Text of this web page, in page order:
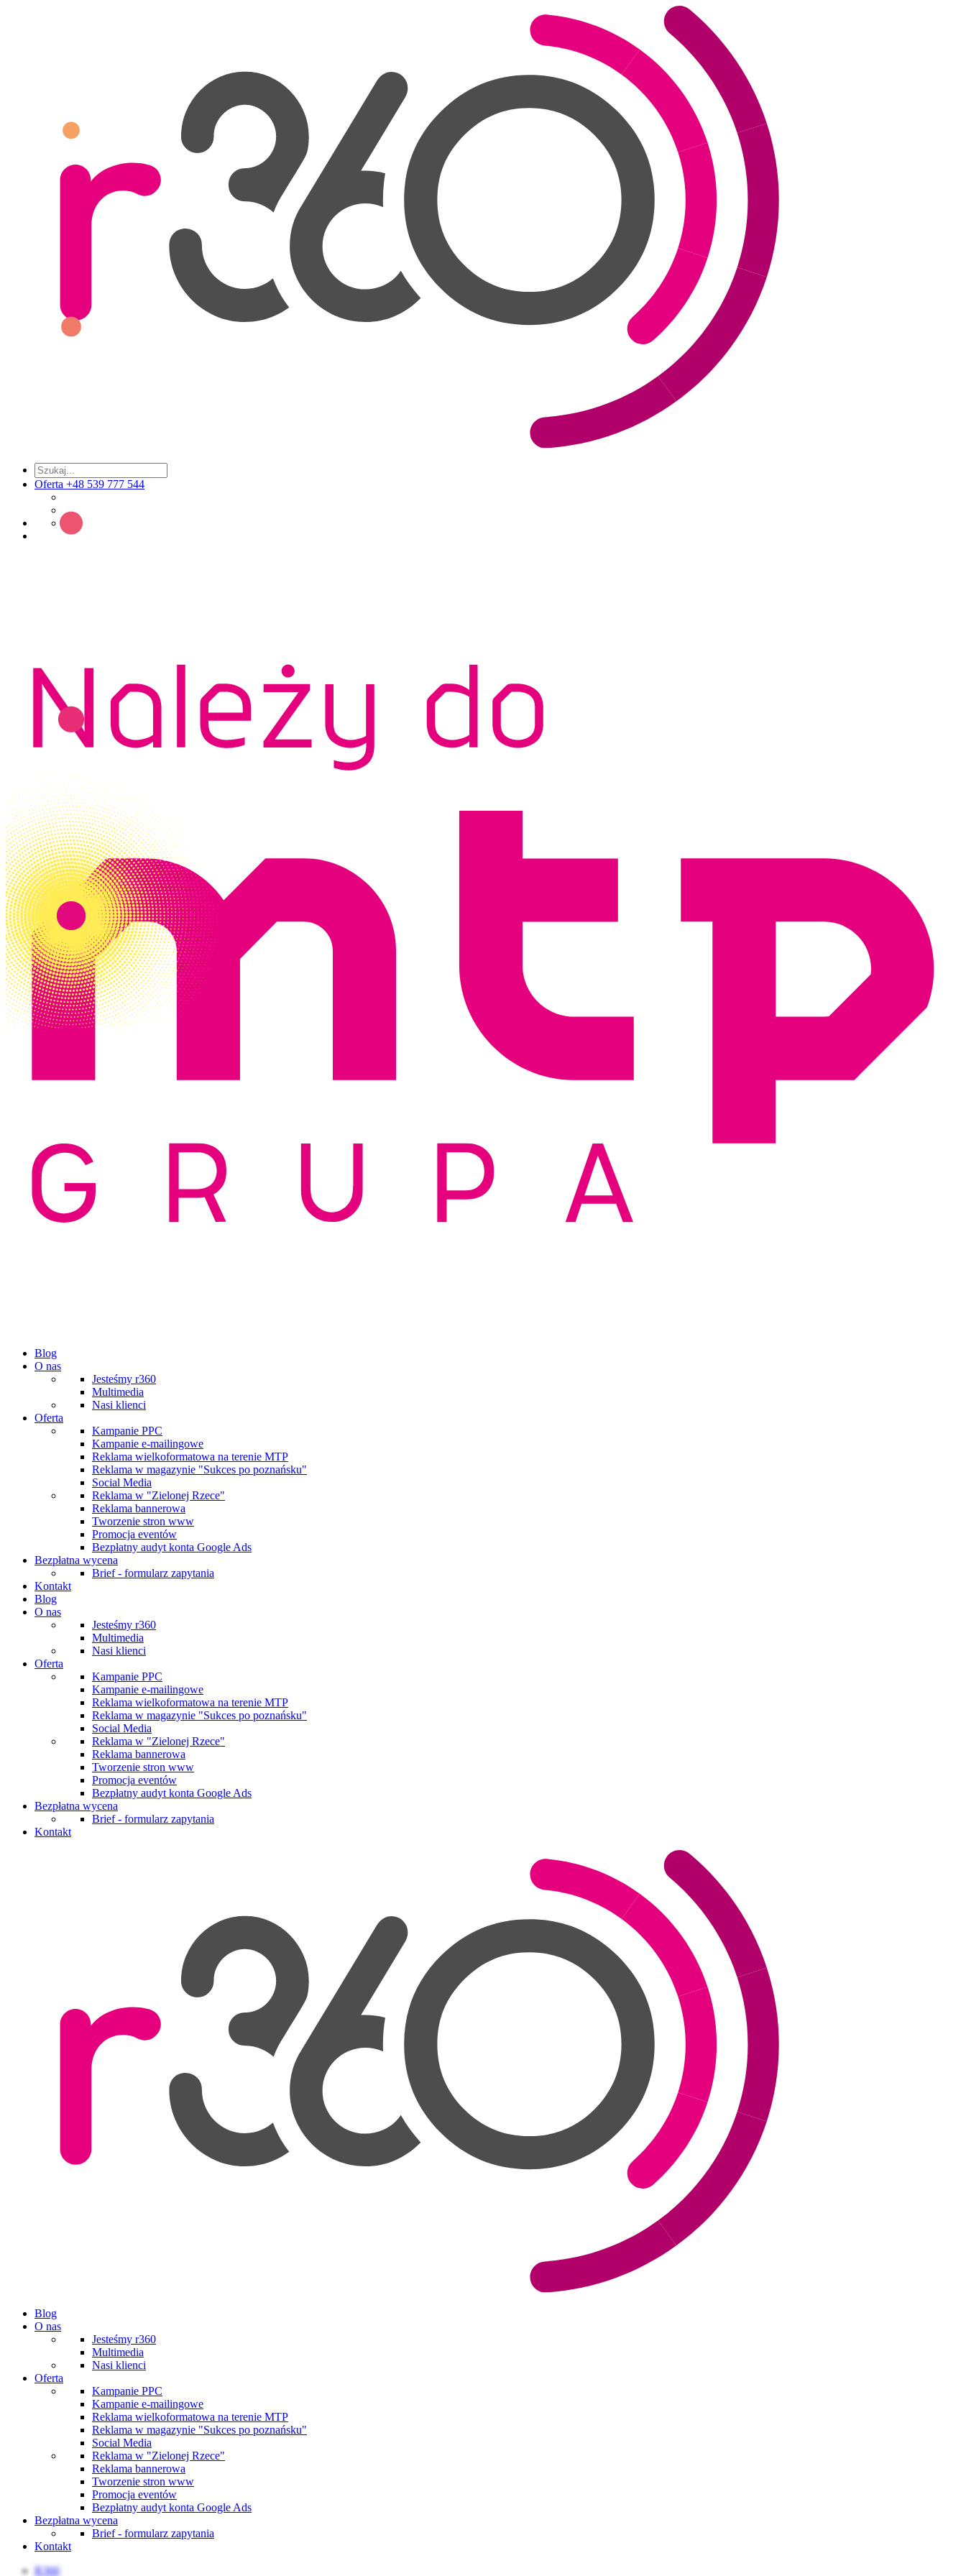
Oferta +48 539 777 544
Blog
O nas
Jesteśmy r360
Multimedia
Nasi klienci
Oferta
Kampanie PPC
Kampanie e-mailingowe
Reklama wielkoformatowa na terenie MTP
Reklama w magazynie "Sukces po poznańsku"
Social Media
Reklama w "Zielonej Rzece"
Reklama bannerowa
Tworzenie stron www
Promocja eventów
Bezpłatny audyt konta Google Ads
Bezpłatna wycena
Brief - formularz zapytania
Kontakt
Blog
O nas
Jesteśmy r360
Multimedia
Nasi klienci
Oferta
Kampanie PPC
Kampanie e-mailingowe
Reklama wielkoformatowa na terenie MTP
Reklama w magazynie "Sukces po poznańsku"
Social Media
Reklama w "Zielonej Rzece"
Reklama bannerowa
Tworzenie stron www
Promocja eventów
Bezpłatny audyt konta Google Ads
Bezpłatna wycena
Brief - formularz zapytania
Kontakt
Blog
O nas
Jesteśmy r360
Multimedia
Nasi klienci
Oferta
Kampanie PPC
Kampanie e-mailingowe
Reklama wielkoformatowa na terenie MTP
Reklama w magazynie "Sukces po poznańsku"
Social Media
Reklama w "Zielonej Rzece"
Reklama bannerowa
Tworzenie stron www
Promocja eventów
Bezpłatny audyt konta Google Ads
Bezpłatna wycena
Brief - formularz zapytania
Kontakt
R360